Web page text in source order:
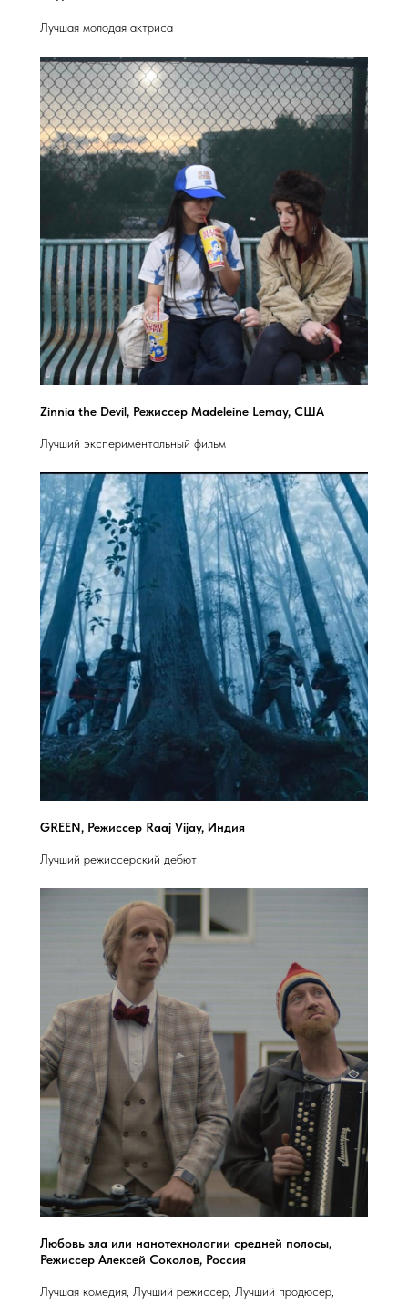
Лучшая молодая актриса
Zinnia the Devil, Режиссер Madeleine Lemay, США
Лучший экспериментальный фильм
GREEN, Режиссер Raaj Vijay, Индия
Лучший режиссерский дебют
Любовь зла или нанотехнологии средней полосы,
Режиссер Алексей Соколов, Россия
Лучшая комедия, Лучший режиссер, Лучший продюсер,